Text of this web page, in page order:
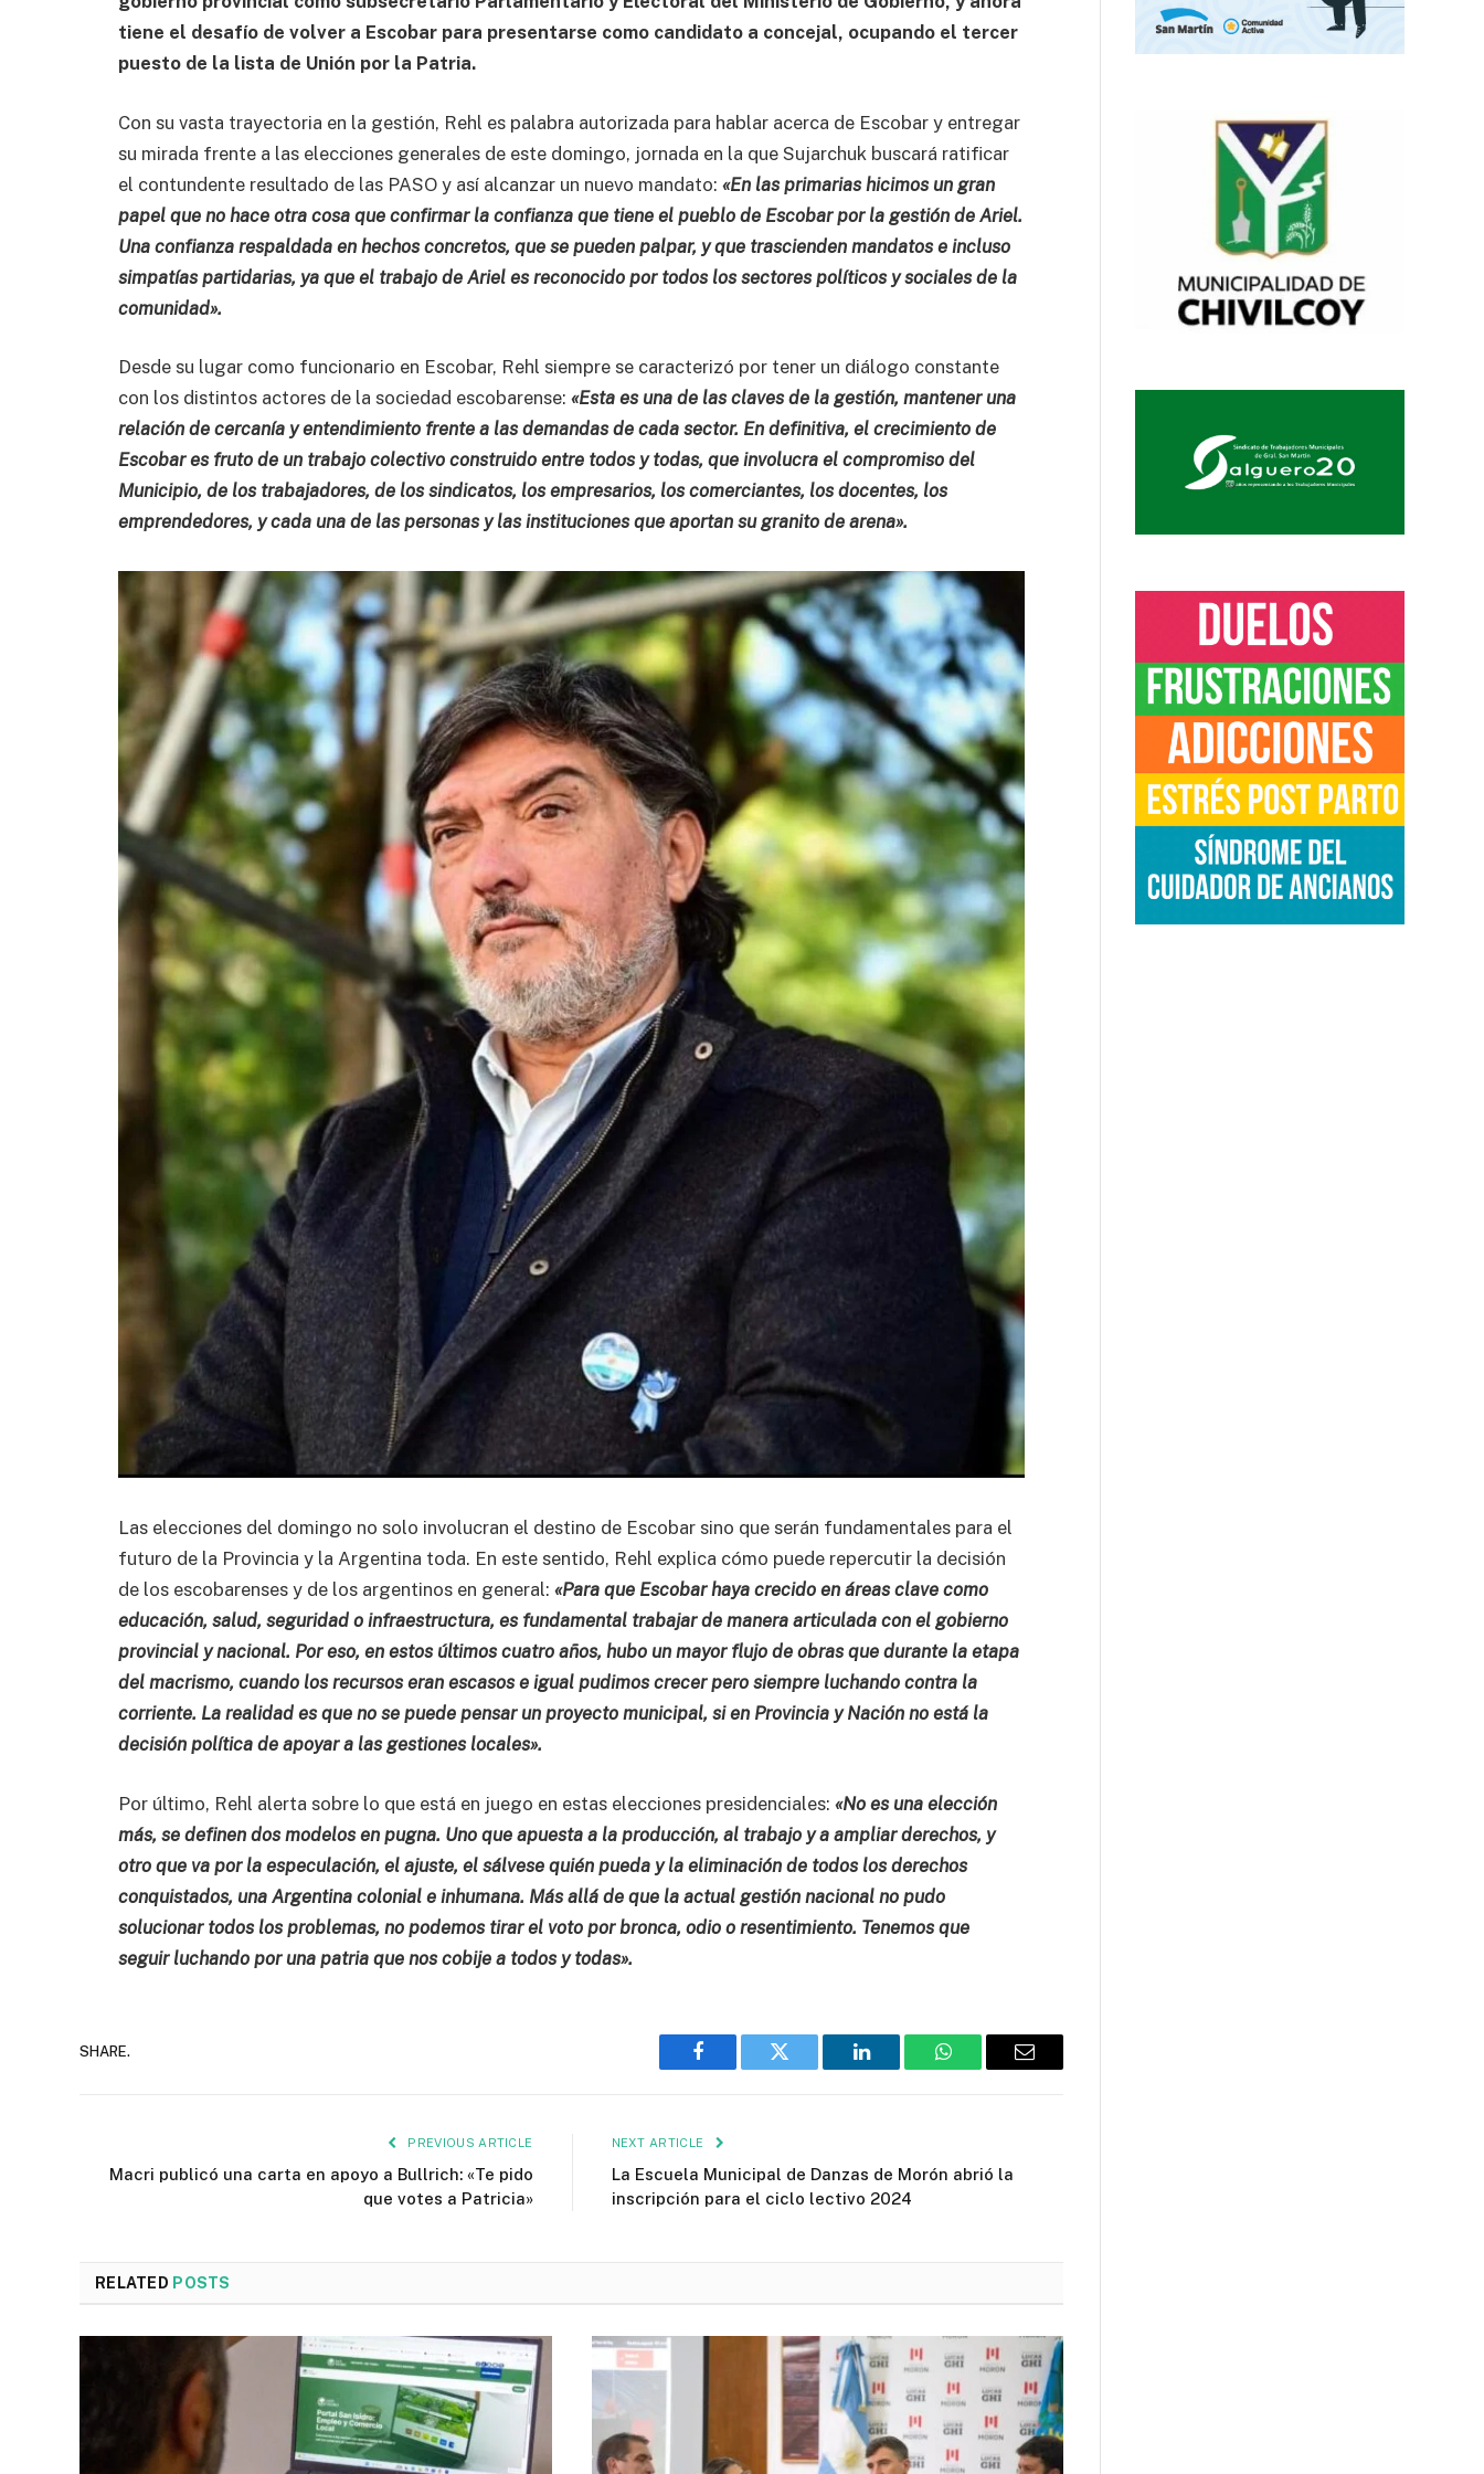
tiene el desafío de volver a Escobar para presentarse como candidato a concejal, ocupando el tercer
puesto de la lista de Unión por la Patria.
Con su vasta trayectoria en la gestión, Rehl es palabra autorizada para hablar acerca de Escobar y entregar
su mirada frente a las elecciones generales de este domingo, jornada en la que Sujarchuk buscará ratificar
el contundente resultado de las PASO y así alcanzar un nuevo mandato:«En las primarias hicimos un gran
papel que no hace otra cosa que confirmar la confianza que tiene el pueblo de Escobar por la gestión de Ariel.
Una confianza respaldada en hechos concretos, que se pueden palpar, y que trascienden mandatos e incluso
simpatías partidarias, ya que el trabajo de Ariel es reconocido por todos los sectores políticos y sociales de la
comunidad».
Desde su lugar como funcionario en Escobar, Rehl siempre se caracterizó por tener un diálogo constante
con los distintos actores de la sociedad escobarense:«Esta es una de las claves de la gestión, mantener una
relación de cercanía y entendimiento frente a las demandas de cada sector. En definitiva, el crecimiento de
Escobar es fruto de un trabajo colectivo construido entre todos y todas, que involucra el compromiso del
Municipio, de los trabajadores, de los sindicatos, los empresarios, los comerciantes, los docentes, los
emprendedores, y cada una de las personas y las instituciones que aportan su granito de arena».
Las elecciones del domingo no solo involucran el destino de Escobar sino que serán fundamentales para el
futuro de la Provincia y la Argentina toda. En este sentido, Rehl explica cómo puede repercutir la decisión
de los escobarenses y de los argentinos en general:«Para que Escobar haya crecido en áreas clave como
educación, salud, seguridad o infraestructura, es fundamental trabajar de manera articulada con el gobierno
provincial y nacional. Por eso, en estos últimos cuatro años, hubo un mayor flujo de obras que durante la etapa
del macrismo, cuando los recursos eran escasos e igual pudimos crecer pero siempre luchando contra la
corriente. La realidad es que no se puede pensar un proyecto municipal, si en Provincia y Nación no está la
decisión política de apoyar a las gestiones locales».
Por último, Rehl alerta sobre lo que está en juego en estas elecciones presidenciales:«No es una elección
más, se definen dos modelos en pugna. Uno que apuesta a la producción, al trabajo y a ampliar derechos, y
otro que va por la especulación, el ajuste, el sálvese quién pueda y la eliminación de todos los derechos
conquistados, una Argentina colonial e inhumana. Más allá de que la actual gestión nacional no pudo
solucionar todos los problemas, no podemos tirar el voto por bronca, odio o resentimiento. Tenemos que
seguir luchando por una patria que nos cobije a todos y todas».
SHARE.
Facebook Twitter LinkedIn WhatsAppEmail
PREVIOUS ARTICLE
Macri publicó una carta en apoyo a Bullrich: «Te pido
que votes a Patricia»
NEXT ARTICLE
La Escuela Municipal de Danzas de Morón abrió la
inscripción para el ciclo lectivo 2024
RELATED POSTS